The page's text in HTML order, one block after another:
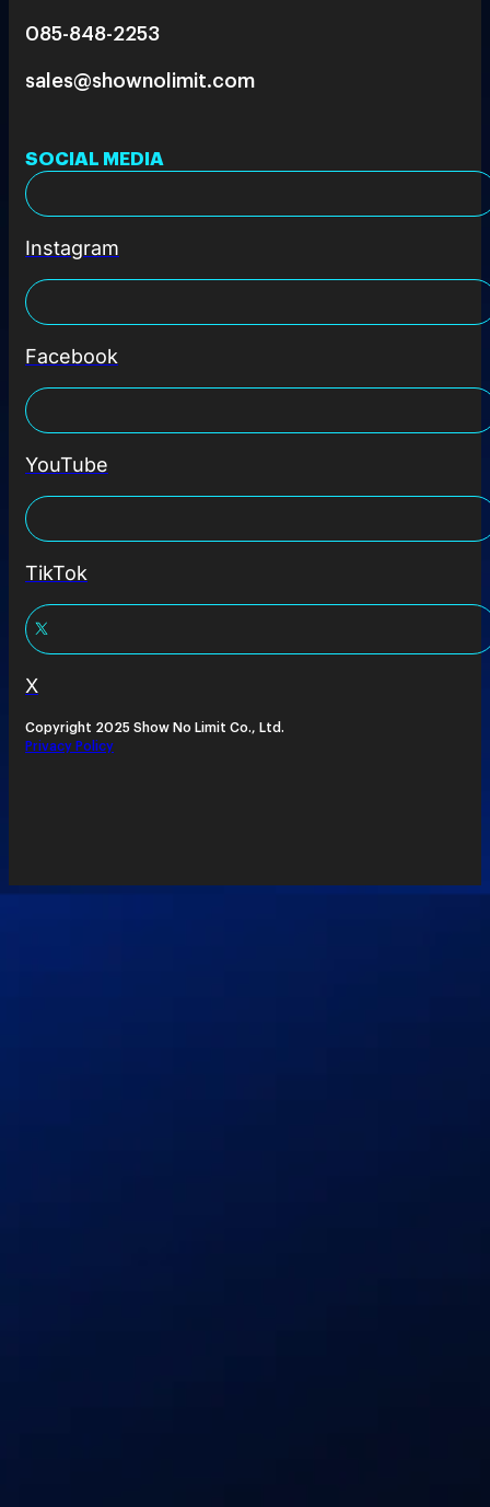
085-848-2253
sales@shownolimit.com
SOCIAL MEDIA
Instagram
Facebook
YouTube
TikTok
X
Copyright 2025 Show No Limit Co., Ltd.
Privacy Policy